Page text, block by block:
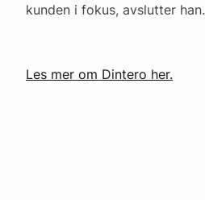
kunden i fokus, avslutter han.
Les mer om Dintero her.